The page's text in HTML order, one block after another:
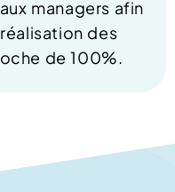
aux managers afin
des
de 100%.